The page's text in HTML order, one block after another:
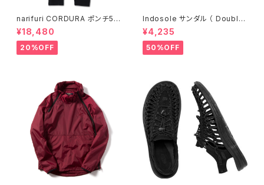
narifuri CORDURA ポンチ5ポ
ケットパンツ （ NF5083 ）
¥18,480
20%OFF
Indosole サンダル （ Double
6 ）
¥4,235
50%OFF